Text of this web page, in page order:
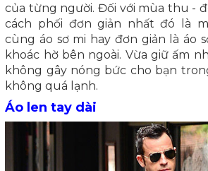
của từng người. Đối với mùa thu -
cách phối đơn giản nhất đó là
cùng áo sơ mi hay đơn giản là áo
khoác hờ bên ngoài. Vừa giữ ấm
không gây nóng bức cho bạn
không quá lạnh.
Áo len tay dài